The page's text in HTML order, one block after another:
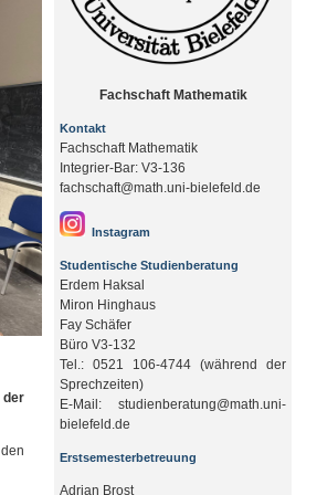
der
Fachschaft Mathematik
Kontakt
Fachschaft Mathematik
Integrier-Bar: V3-136
fachschaft@math.uni-bielefeld.de
Instagram
Studentische Studienberatung
Erdem Haksal
Miron Hinghaus
Fay Schäfer
Büro V3-132
Tel.: 0521 106-4744 (während der
Sprechzeiten)
E-Mail: studienberatung@math.uni-
bielefeld.de
Erstsemesterbetreuung
Adrian Brost